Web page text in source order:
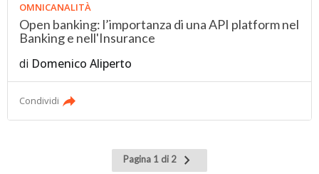
OMNICANALITÀ
Open banking: l’importanza di una API platform nel
Banking e nell'Insurance
di Domenico Aliperto
Condividi
Pagina 1 di 2
Pagina
successiva